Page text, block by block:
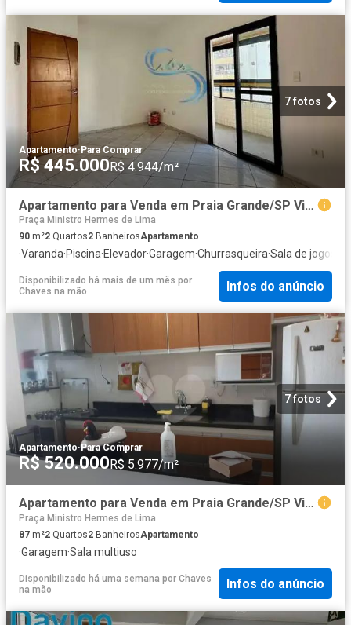
7 fotos
Apartamento·Para Comprar
R$ 445.000R$ 4.944/m²
Apartamento para Venda em Praia Grande/SP Vila Caiçara 2 Quartos
Praça Ministro Hermes de Lima
90 m²2 Quartos2 BanheirosApartamento
·Varanda·Piscina·Elevador·Garagem·Churrasqueira·Sala de jogos
Disponibilizado há mais de um mês por
Chaves na mão
Infos do anúncio
7 fotos
Apartamento·Para Comprar
R$ 520.000R$ 5.977/m²
Apartamento para Venda em Praia Grande/SP Vila Caiçara 2 Quartos
Praça Ministro Hermes de Lima
87 m²2 Quartos2 BanheirosApartamento
·Garagem·Sala multiuso
Disponibilizado há uma semana por Chaves
na mão
Infos do anúncio